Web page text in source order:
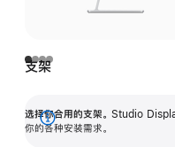
支架
选择你合用的支架。 Studio
你的各种安装需求。
展